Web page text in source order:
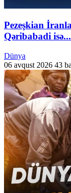
Pezeşkian
Qəribabadi
Dünya
06 avqust 2026 43